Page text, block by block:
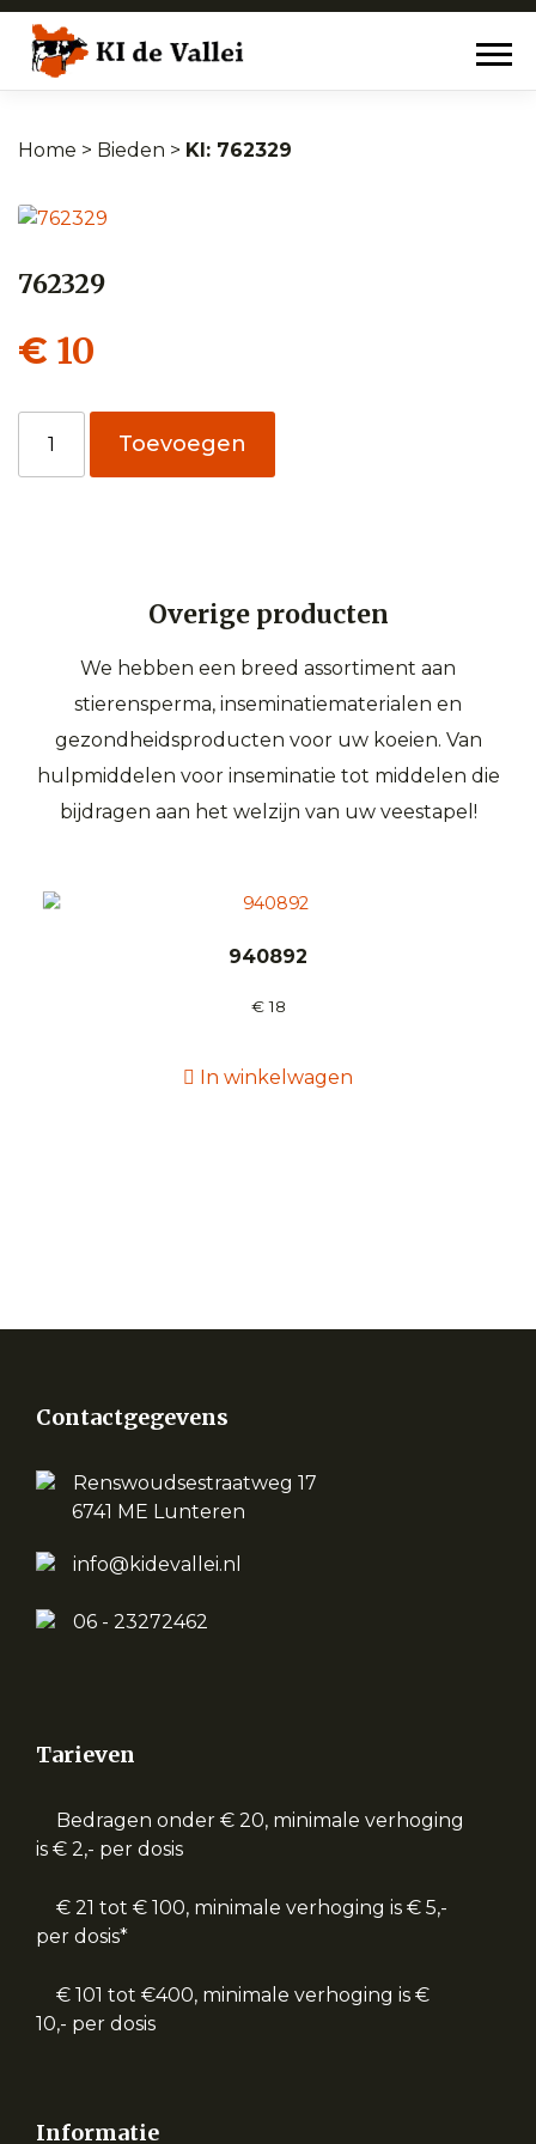
Home > Bieden > 762329
762329
€ 10
aantal
Toevoegen
Overige producten
We hebben een breed assortiment aan
stierensperma, inseminatiematerialen en
gezondheidsproducten voor uw koeien. Van
hulpmiddelen voor inseminatie tot middelen die
bijdragen aan het welzijn van uw veestapel!
940892
€18
In winkelwagen
Contactgegevens
Renswoudsestraatweg 17
6741 ME Lunteren
info@kidevallei.nl
06 - 23272462
Tarieven
Bedragen onder € 20, minimale verhoging
is € 2,- per dosis
€ 21 tot € 100, minimale verhoging is € 5,-
per dosis*
€ 101 tot €400, minimale verhoging is €
10,- per dosis
Informatie